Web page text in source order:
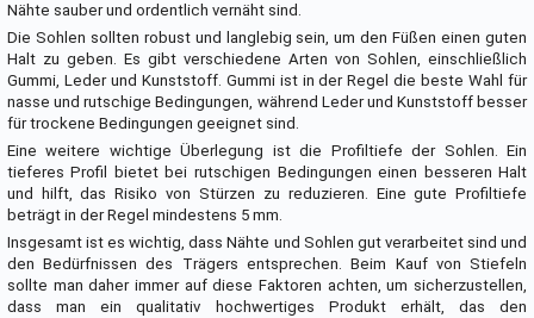
Nähte sauber und ordentlich vernäht sind.
Die Sohlen sollten robust und langlebig sein, um den Füßen einen guten
Halt zu geben. Es gibt verschiedene Arten von Sohlen, einschließlich
Gummi, Leder und Kunststoff. Gummi ist in der Regel die beste Wahl für
nasse und rutschige Bedingungen, während Leder und Kunststoff besser
für trockene Bedingungen geeignet sind.
Eine weitere wichtige Überlegung ist die Profiltiefe der Sohlen. Ein
tieferes Profil bietet bei rutschigen Bedingungen einen besseren Halt
und hilft, das Risiko von Stürzen zu reduzieren. Eine gute Profiltiefe
beträgt in der Regel mindestens 5 mm.
Insgesamt ist es wichtig, dass Nähte und Sohlen gut verarbeitet sind und
den Bedürfnissen des Trägers entsprechen. Beim Kauf von Stiefeln
sollte man daher immer auf diese Faktoren achten, um sicherzustellen,
dass man ein qualitativ hochwertiges Produkt erhält, das den